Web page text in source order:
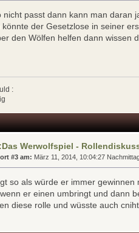
nicht passt dann kann man daran
könnte der Gesetzlose in seiner
den Wölfen helfen dann wissen
:
Werwolfspiel -
#3 am: März 11, 2014, 10:04:27
so als würde er immer
er einen umbringt und dann
diese rolle und wüsste auch